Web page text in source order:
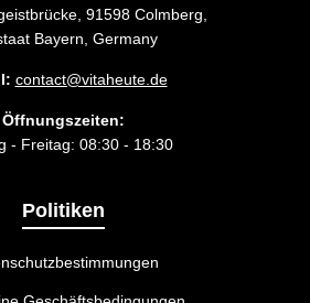
91598 Colmberg,
Bayern, Germany
contact@vitaheute.de
Öffnungszeiten:
- Freitag: 08:30 - 18:30
Politiken